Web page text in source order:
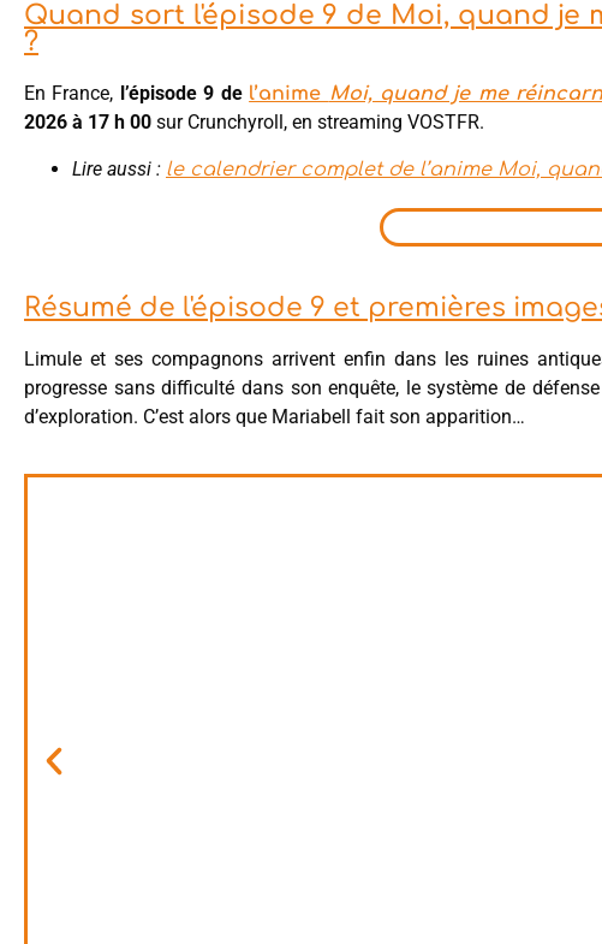
Quand sort l'épisode 9 de Moi, quand je
?
En France, l’épisode 9 de l’anime Moi, quand je me
2026 à 17 h 00 sur Crunchyroll, en streaming VOSTFR.
Lire aussi : le calendrier complet de l’anime Moi,
Résumé de l'épisode 9 et premières
Limule et ses compagnons arrivent enfin dans les ruines
progresse sans difficulté dans son enquête, le système de
d’exploration. C’est alors que Mariabell fait son apparition…